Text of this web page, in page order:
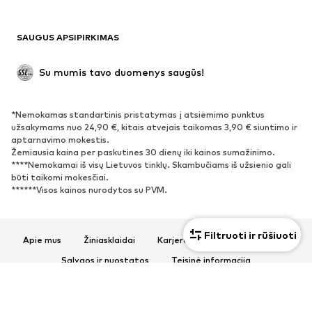
Filtruoti ir rūšiuoti
Proginiai
Išskirtiniai
BATAI
Naujienos
Sportbačiai
Aulinukai
Batai su kulniukais
Auliniai batai
Balerinos
Įsispiriami bateliai
Šlepetės
SAUGUS APSIPIRKIMAS
Su mumis tavo duomenys saugūs!
*Nemokamas standartinis pristatymas į atsiėmimo punktus
užsakymams nuo 24,90 €, kitais atvejais taikomas 3,90 € siuntimo ir
aptarnavimo mokestis.
Žemiausia kaina per paskutines 30 dienų iki kainos sumažinimo.
****Nemokamai iš visų Lietuvos tinklų. Skambučiams iš užsienio gali
būti taikomi mokesčiai.
******Visos kainos nurodytos su PVM.
Apie mus Žiniasklaidai Karjera
Privatumo politika
Sąlygos ir nuostatos
Teisinė informacija